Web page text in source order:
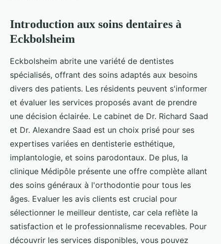
Introduction aux soins dentaires à
Eckbolsheim
Eckbolsheim abrite une variété de dentistes
spécialisés, offrant des soins adaptés aux besoins
divers des patients. Les résidents peuvent s'informer
et évaluer les services proposés avant de prendre
une décision éclairée. Le cabinet de Dr. Richard Saad
et Dr. Alexandre Saad est un choix prisé pour ses
expertises variées en dentisterie esthétique,
implantologie, et soins parodontaux. De plus, la
clinique Médipôle présente une offre complète allant
des soins généraux à l'orthodontie pour tous les
âges. Evaluer les avis clients est crucial pour
sélectionner le meilleur dentiste, car cela reflète la
satisfaction et le professionnalisme recevables. Pour
découvrir les services disponibles, vous pouvez